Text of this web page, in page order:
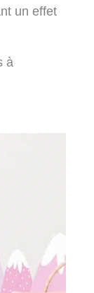
un effet
à